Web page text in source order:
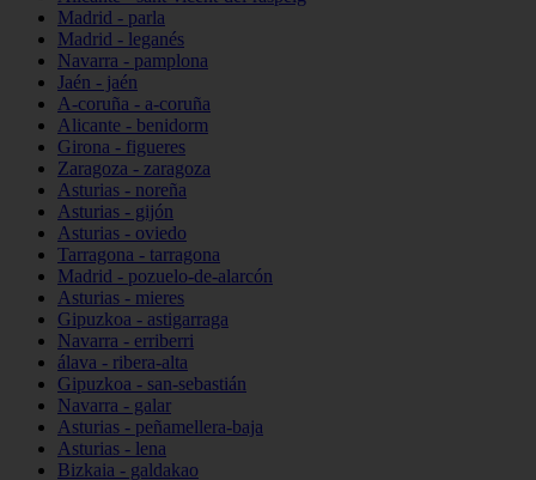
Madrid - parla
Madrid - leganés
Navarra - pamplona
Jaén - jaén
A-coruña - a-coruña
Alicante - benidorm
Girona - figueres
Zaragoza - zaragoza
Asturias - noreña
Asturias - gijón
Asturias - oviedo
Tarragona - tarragona
Madrid - pozuelo-de-alarcón
Asturias - mieres
Gipuzkoa - astigarraga
Navarra - erriberri
álava - ribera-alta
Gipuzkoa - san-sebastián
Navarra - galar
Asturias - peñamellera-baja
Asturias - lena
Bizkaia - galdakao